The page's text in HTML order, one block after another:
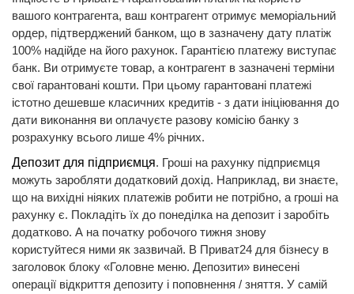
вашого контрагента, ваш контрагент отримує меморіальний
ордер, підтверджений банком, що в зазначену дату платіж
100% надійде на його рахунок. Гарантією платежу виступає
банк. Ви отримуєте товар, а контрагент в зазначені терміни
свої гарантовані кошти. При цьому гарантовані платежі
істотно дешевше класичних кредитів - з дати ініціювання до
дати виконання ви оплачуєте разову комісію банку з
розрахунку всього лише 4% річних.
Депозит для підприємця. Гроші на рахунку підприємця
можуть заробляти додатковий дохід. Наприклад, ви знаєте,
що на вихідні ніяких платежів робити не потрібно, а гроші на
рахунку є. Покладіть їх до понеділка на депозит і заробіть
додатково. А на початку робочого тижня знову
користуйтеся ними як зазвичай. В Приват24 для бізнесу в
заголовок блоку «Головне меню. Депозити» винесені
операції відкриття депозиту і поповнення / зняття. У самій